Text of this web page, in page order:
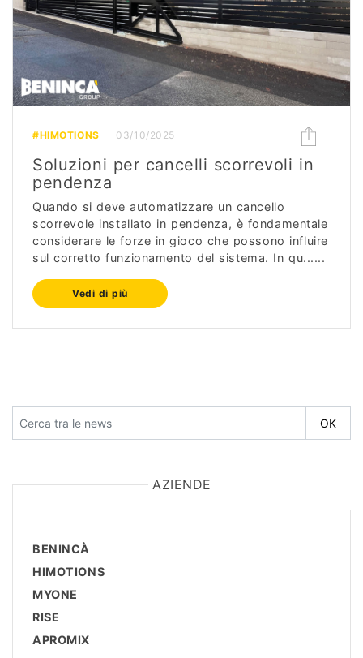
#HIMOTIONS 03/10/2025
Soluzioni per cancelli scorrevoli in
pendenza
Quando si deve automatizzare un cancello
scorrevole installato in pendenza, è fondamentale
considerare le forze in gioco che possono influire
sul corretto funzionamento del sistema. In qu......
Vedi di più
AZIENDE
BENINCÀ
HIMOTIONS
MYONE
RISE
APROMIX